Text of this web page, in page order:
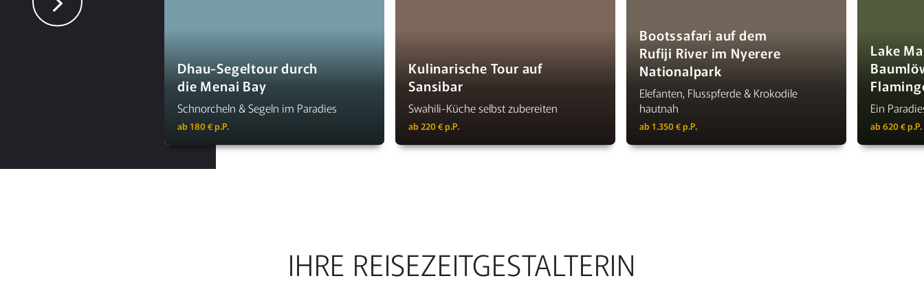
Dhau-Segeltour durch
die Menai Bay
Schnorcheln & Segeln im Paradies
ab 180 € p.P.
Kulinarische Tour auf
Sansibar
Swahili-Küche selbst zubereiten
ab 220 € p.P.
Bootssafari auf dem
Rufiji River im Nyerere
Nationalpark
Elefanten, Flusspferde & Krokodile
hautnah
ab 1.350 € p.P.
Lake
Ein
ab 620 € p.P.
IHRE REISEZEITGESTALTERIN